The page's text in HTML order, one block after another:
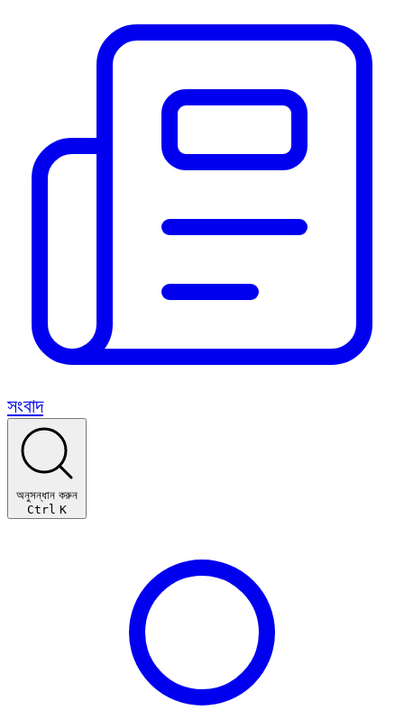
সংবাদ
অনুসন্ধান করুন
Ctrl K